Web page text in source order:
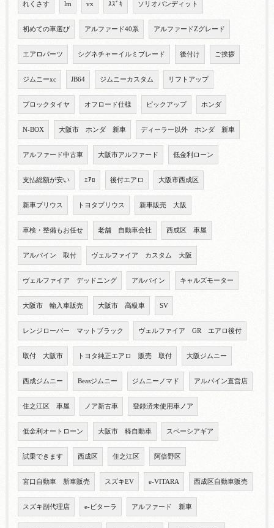
れくさす lm vx ｽｽﾞｷ ソリオバンディット
初めての車選び アルファード40系 アルファードZグレード
エアロパーツ シグネチャーイルミブレード 後付け ご挨拶
ジムニーxc JB64 ジムニーカスタム リフトアップ
ブロックタイヤ オフロード仕様 ピックアップ ホンダ
N-BOX 大阪市 ホンダ 新車 ディーラー以外 ホンダ 新車
アルファード中古車 大阪市アルファード 低金利ローン
支払総額が安い ｴｱﾛ 後付エアロ 大阪市西成区
新車プリウス トヨタプリウス 新車販売 大阪
車検・整備もお任せ 老舗 自動車会社 西成区 車屋
アルパイン 取付 ヴェルファイア カスタム 大阪
ヴェルファイア デッドニング アルパイン キャルズモーター
大阪市 輸入車販売 大阪市 高級車 SV
レンジローバー マットブラック ヴェルファイア GR エアロ後付
取付 大阪市 トヨタ純正エアロ 販売 取付 大阪ジムニー
西成ジムニー Beasジムニー ジムニーノマド アルパイン直営店
住之江区 車屋 ノア新古車 登録済未使用車ノア
低金利オートローン 大阪市 軽自動車 スペーシアギア
試乗できます 西成区 住之江区 阿倍野区
宮口自動車 新車販売 スズキEV e-VITARA 西成区自動車販売
スズキ副代理店 e-ビターラ アルファード 新車